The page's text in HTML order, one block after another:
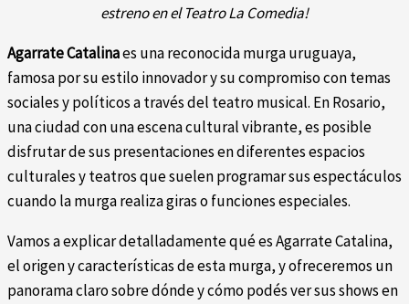
estreno en el Teatro La Comedia!
Agarrate Catalinaes una reconocida murga uruguaya,
famosa por su estilo innovador y su compromiso con temas
sociales y políticos a través del teatro musical. En Rosario,
una ciudad con una escena cultural vibrante, es posible
disfrutar de sus presentaciones en diferentes espacios
culturales y teatros que suelen programar sus espectáculos
cuando la murga realiza giras o funciones especiales.
Vamos a explicar detalladamente qué es Agarrate Catalina,
el origen y características de esta murga, y ofreceremos un
panorama claro sobre dónde y cómo podés ver sus shows en